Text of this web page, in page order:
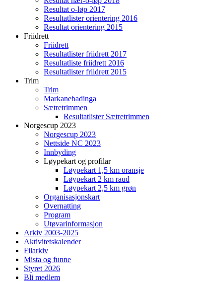
Resultat o-løp 2017
Resultatlister orientering 2016
Resultat orientering 2015
Friidrett
Friidrett
Resultatlister friidrett 2017
Resultatliste friidrett 2016
Resultatlister friidrett 2015
Trim
Trim
Markanebadinga
Sætretrimmen
Resultatlister Sætretrimmen
Norgescup 2023
Norgescup 2023
Nettside NC 2023
Innbyding
Løypekart og profilar
Løypekart 1,5 km oransje
Løypekart 2 km raud
Løypekart 2,5 km grøn
Organisasjonskart
Overnatting
Program
Utøvarinformasjon
Arkiv 2003-2025
Aktivitetskalender
Filarkiv
Mista og funne
Styret 2026
Bli medlem